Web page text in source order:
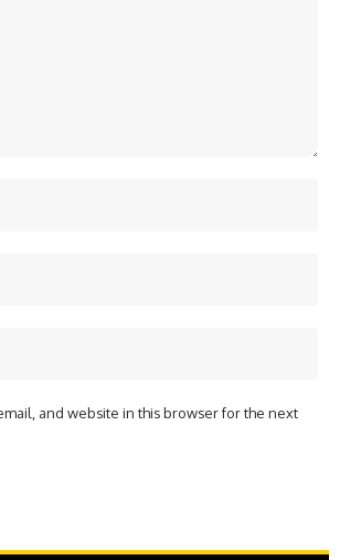
and website in this browser for the next